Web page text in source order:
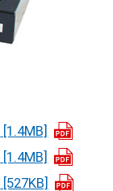
[1.4MB]
[1.4MB]
[527KB]